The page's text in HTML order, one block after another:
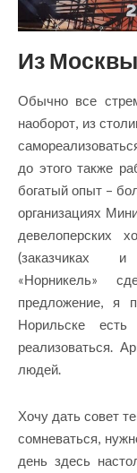
Из
Обычно все
наоборот, из
до этого также
богатый опыт –
организациях
девелоперских
(заказчиках и
«Норникель»
предложение, я
Норильске
реализоваться.
людей.
Хочу дать совет
сомневаться,
день здесь